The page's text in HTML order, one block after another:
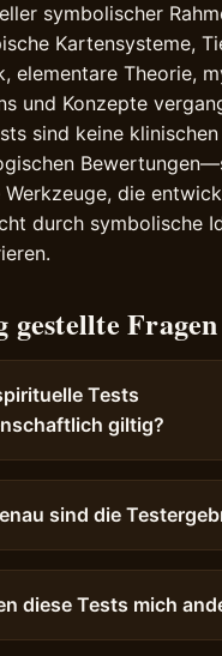
symbolischer
Kartensysteme,
elementare Theorie,
und Konzepte
sind keine klinischen
die
durch symbolische
gestellte Fragen
Tests
giltig?
sind die
diese Tests mich